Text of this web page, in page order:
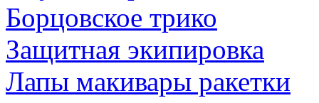
Борцовское трико
Защитная экипировка
Лапы макивары ракетки